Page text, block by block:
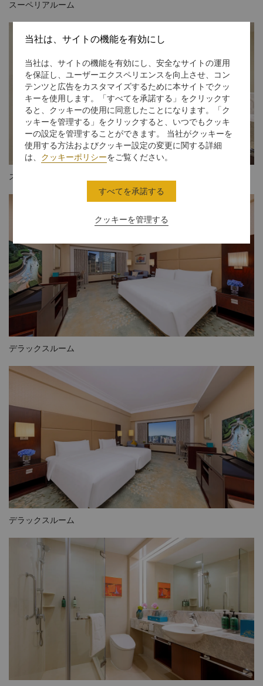
スーペリアルーム
スーペリアルーム
デラックスルーム
デラックスルーム
当社は、サイトの機能を有効にし
当社は、サイトの機能を有効にし、安全なサイトの運用
を保証し、ユーザーエクスペリエンスを向上させ、コン
テンツと広告をカスタマイズするために本サイトでクッ
キーを使用します。「すべてを承諾する」をクリックす
ると、クッキーの使用に同意したことになります。「ク
ッキーを管理する」をクリックすると、いつでもクッキ
ーの設定を管理することができます。 当社がクッキーを
使用する方法およびクッキー設定の変更に関する詳細
は、 クッキーポリシーをご覧ください。
クッキーを管理する
すべてを承諾する